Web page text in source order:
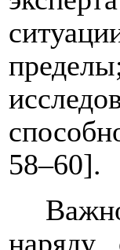
58–60].
наряду